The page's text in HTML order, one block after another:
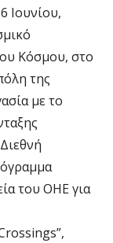
Ιουνίου,
Κόσμου, στο
της
με το
του ΟΗΕ για